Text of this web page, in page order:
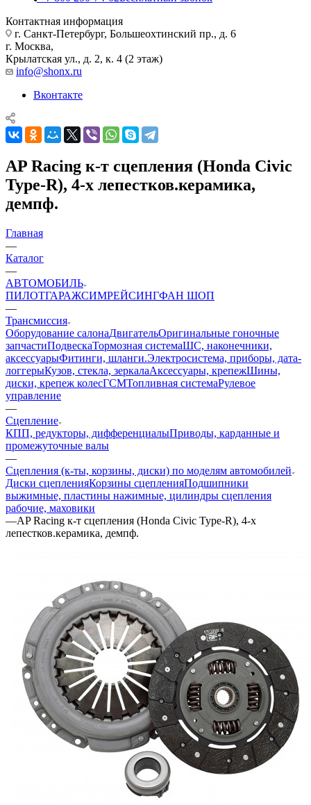
Контактная информация
г. Санкт-Петербург, Большеохтинский пр., д. 6
г. Москва,
Крылатская ул., д. 2, к. 4 (2 этаж)
info@shonx.ru
Вконтакте
AP Racing к-т сцепления (Honda Civic
Type-R), 4-х лепестков.керамика,
демпф.
Главная
—
Каталог
—
АВТОМОБИЛЬ
ПИЛОТГАРАЖСИМРЕЙСИНГФАН ШОП
—
Трансмиссия
Оборудование салонаДвигательОригинальные гоночные
запчастиПодвескаТормозная системаШС, наконечники,
аксессуарыФитинги, шланги.Электросистема, приборы, дата-
логгерыКузов, стекла, зеркалаАксессуары, крепежШины,
диски, крепеж колесГСМТопливная системаРулевое
управление
—
Сцепление
КПП, редукторы, дифференциалыПриводы, карданные и
промежуточные валы
—
Сцепления (к-ты, корзины, диски) по моделям автомобилей
Диски сцепленияКорзины сцепленияПодшипники
выжимные, пластины нажимные, цилиндры сцепления
рабочие, маховики
—AP Racing к-т сцепления (Honda Civic Type-R), 4-х
лепестков.керамика, демпф.